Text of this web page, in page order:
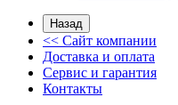
Назад
<< Сайт компании
Доставка и оплата
Сервис и гарантия
Контакты